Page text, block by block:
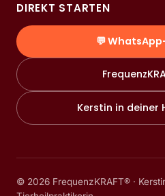
DIREKT STARTEN
💬
Kerstin in deiner
© 2026 FrequenzKRAFT® ·